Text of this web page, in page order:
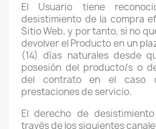
El Usuario tiene
desistimiento de la compra
Sitio Web, y por tanto, si no
devolver el Producto en un
(14) días naturales desde
posesión del producto/s o
del contrato en el caso
prestaciones de servicio.
El derecho de
través de los siguientes